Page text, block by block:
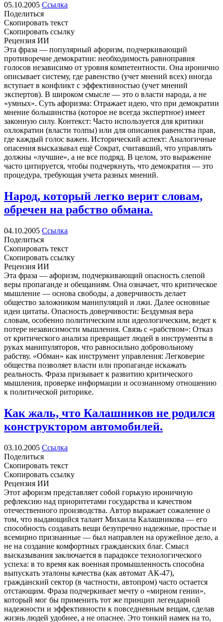
05.10.2005 Ссылка
Поделиться
Скопировать текст
Скопировать ссылку
Рецензия ИИ
Эта фраза — популярный афоризм, подчеркивающий
противоречие демократии: необходимость равноправия
голосов независимо от уровня компетентности. Она иронично
описывает систему, где равенство (учет мнений всех) иногда
вступает в конфликт с эффективностью (учет мнений
экспертов). В широком смысле — это о власти народа, а не
«умных». Суть афоризма: Отражает идею, что при демократии
мнение большинства (которое не всегда экспертное) имеет
законную силу. Контекст: Часто используется для критики
охлократии (власти толпы) или для описания равенства прав,
где каждый голос важен. Исторический аспект: Аналогичные
опасения высказывал ещё Сократ, считавший, что управлять
должны «лучшие», а не все подряд. В целом, это выражение
часто цитируется, чтобы подчеркнуть, что демократия — это
процедура, требующая учета разных мнений.
Народ, который легко верит словам,
обречен на рабство обмана.
04.10.2005 Ссылка
Поделиться
Скопировать текст
Скопировать ссылку
Рецензия ИИ
Эта фраза — афоризм, подчеркивающий опасность слепой
веры пропаганде и обещаниям. Она означает, что критическое
мышление — основа свободы, а доверчивость делает
общество заложником манипуляций и лжи. Далее основные
идеи цитаты. Опасность доверчивости: Бездумная вера
словам, особенно политическим или идеологическим, ведет к
потере независимости мышления. Связь с «рабством»: Отказ
от критического анализа превращает людей в инструменты в
руках манипуляторов, что равносильно добровольному
рабству. «Обман» как инструмент управления: Легковерие
общества позволяет власти или пропаганде искажать
реальность. Фраза призывает к развитию критического
мышления, проверке информации и осознанному отношению
к политической риторике.
Как жаль, что Калашников не родился
конструктором автомобилей.
03.10.2005 Ссылка
Поделиться
Скопировать текст
Скопировать ссылку
Рецензия ИИ
Этот афоризм представляет собой горькую ироничную
рефлексию над приоритетами государства и качеством
отечественного производства. Автор выражает сожаление о
том, что выдающийся талант Михаила Калашникова — его
способность создавать вещи безупречно надежные, простые и
всемирно признанные — был направлен на оружейное дело, а
не на создание комфортных гражданских благ. Смысл
высказывания заключается в парадоксе технологического
успеха: в то время как военная промышленность способна
выпускать эталоны качества (как автомат АК-47),
гражданский сектор (в частности, автопром) часто остается
отстающим. Фраза подчеркивает мечту о «мирном гении»,
который мог бы применить тот же принцип легендарной
надежности и эффективности к повседневным вещам, сделав
жизнь людей удобнее, а не опаснее. Это тонкий намек на то,